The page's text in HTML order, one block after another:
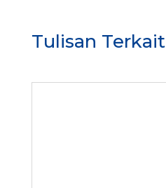
Tulisan Terkait